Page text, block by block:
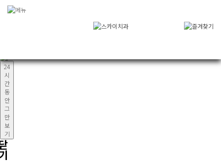
팝업레이어 알림
24
시
간
동
안
그
만
보
기